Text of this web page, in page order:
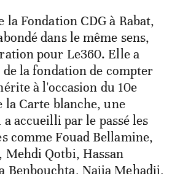
la Fondation CDG à Rabat,
dans le même sens,
pour Le360. Elle a
la fondation de compter
à l'occasion du 10e
la Carte blanche, une
accueilli par le passé les
comme Fouad Bellamine,
Mehdi Qotbi, Hassan
Benbouchta, Najia Mehadji,